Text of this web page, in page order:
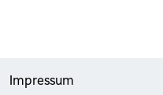
Impressum